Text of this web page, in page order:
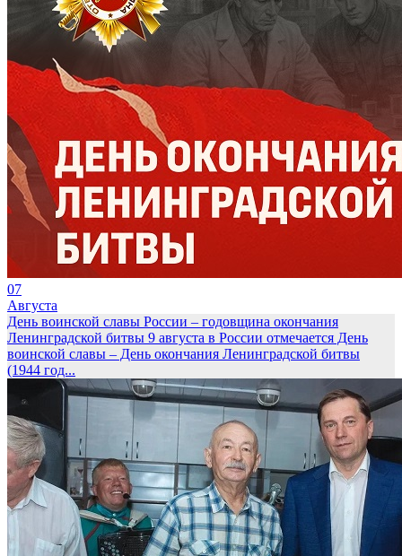
07
Августа
День воинской славы России – годовщина окончания
Ленинградской битвы 9 августа в России отмечается День
воинской славы – День окончания Ленинградской битвы
(1944 год...